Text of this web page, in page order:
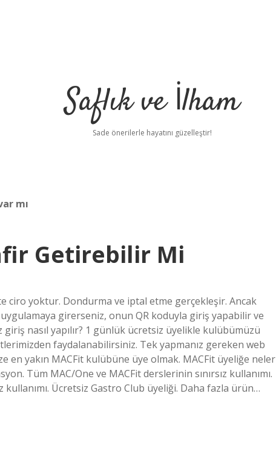
Saflık ve İlham
Sade önerilerle hayatını güzelleştir!
mı
Getirebilir Mi
ciro yoktur. Dondurma ve iptal etme gerçekleşir. Ancak
girerseniz, onun QR koduyla giriş yapabilir ve
nasıl yapılır? 1 günlük ücretsiz üyelikle kulübümüzü
faydalanabilirsiniz. Tek yapmanız gereken web
en yakın MACFit kulübüne üye olmak. MACFit üyeliğe neler
Tüm MAC/One ve MACFit derslerinin sınırsız kullanımı.
Ücretsiz Gastro Club üyeliği. Daha fazla ürün…